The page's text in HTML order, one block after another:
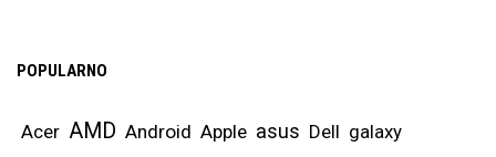
POPULARNO
Acer AMD Android Apple asus Dell galaxy